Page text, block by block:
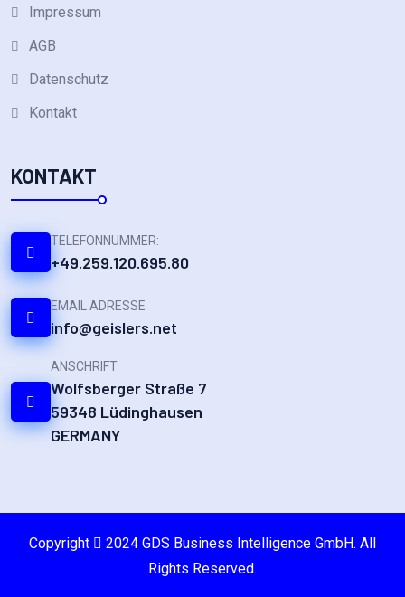
Impressum
AGB
Datenschutz
Kontakt
KONTAKT
TELEFONNUMMER:
+49.259.120.695.80
EMAIL ADRESSE
info@geislers.net
ANSCHRIFT
Wolfsberger Straße 7
59348 Lüdinghausen
GERMANY
Copyright
2024 GDS Business Intelligence GmbH. All
Rights Reserved.